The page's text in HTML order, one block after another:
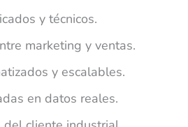
y técnicos.
marketing y ventas.
y escalables.
en datos reales.